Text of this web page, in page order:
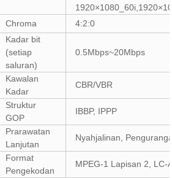
Chroma
4:2:0
Kadar bit
(setiap
saluran)
0.5Mbps~20Mbps
Kawalan
Kadar
CBR/VBR
Struktur
GOP
IBBP, IPPP
Prarawatan
Lanjutan
Nyahjalinan,
Format
Pengekodan
MPEG-1 Lapisan 2, LC-